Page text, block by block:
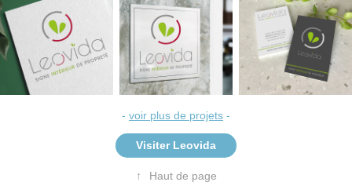
- voir plus de projets -
Visiter Leovida
↑ Haut de page